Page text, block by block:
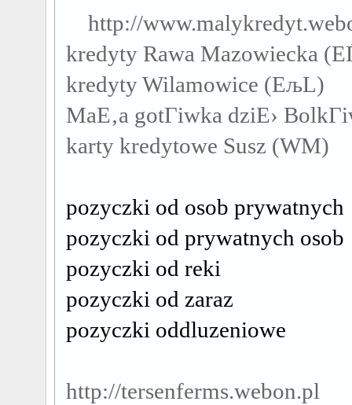
http://
kredyty Rawa Mazowiecka
kredyty Wilamowice (ЕљL)
MaЕ‚a gotГіwka dziЕ›
karty kredytowe Susz (WM)
pozyczki od osob prywatnych
pozyczki od prywatnych osob
pozyczki od reki
pozyczki od zaraz
pozyczki oddluzeniowe
http://tersenferms.webon.pl